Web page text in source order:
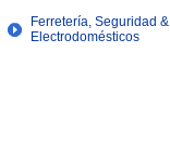
Ferretería, Seguridad &
Electrodomésticos